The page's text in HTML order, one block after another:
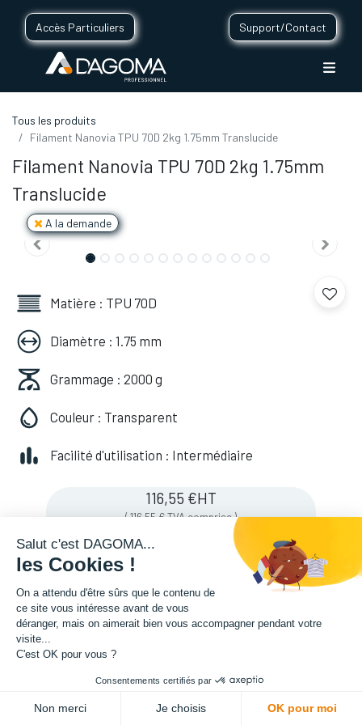
Accès Particuliers Support/Contact
Tous les produits
Filament Nanovia TPU 70D 2kg 1.75mm Translucide
Filament Nanovia TPU 70D 2kg 1.75mm
Translucide
A la demande
Matière : TPU 70D
Diamètre : 1.75 mm
Grammage : 2000 g
Couleur : Transparent
Facilité d'utilisation : Intermédiaire
116,55 €HT
(116,55€TVA comprise)
Soyez averti lorsque le produit est de
nouveau en stock
Enregistrer pour plus tard
Salut c'est DAGOMA...
les Cookies !
On a attendu d'être sûrs que le contenu de
ce site vous intéresse avant de vous
déranger, mais on aimerait bien vous accompagner pendant votre
visite...
C'est OK pour vous ?
Consentements certifiés par
Non merci Je choisis OK pour moi